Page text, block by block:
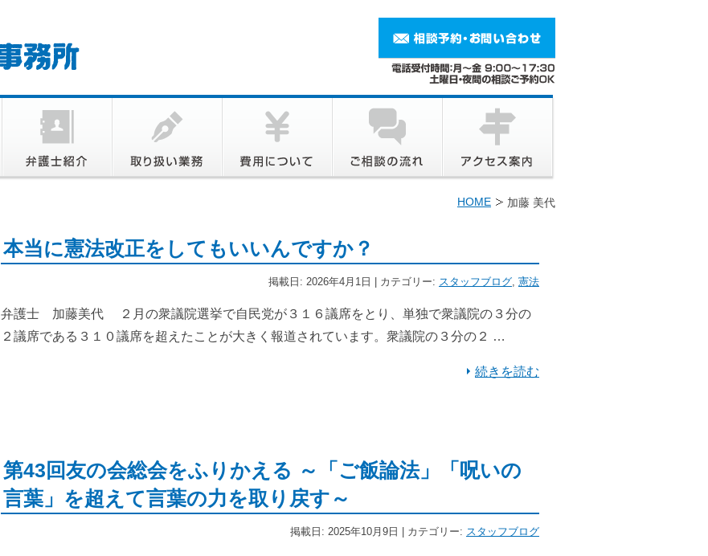
HOME 加藤 美代
本当に憲法改正をしてもいいんですか？
掲載日: 2026年4月1日 | カテゴリー: スタッフブログ, 憲法
弁護士 加藤美代 ２月の衆議院選挙で自民党が３１６議席をとり、単独で衆議院の３分の
２議席である３１０議席を超えたことが大きく報道されています。衆議院の３分の２ …
続きを読む
第43回友の会総会をふりかえる ～「ご飯論法」「呪いの
言葉」を超えて言葉の力を取り戻す～
掲載日: 2025年10月9日 | カテゴリー: スタッフブログ